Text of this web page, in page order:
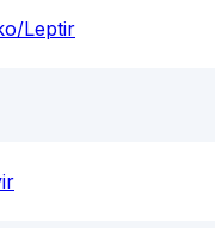
Leptir